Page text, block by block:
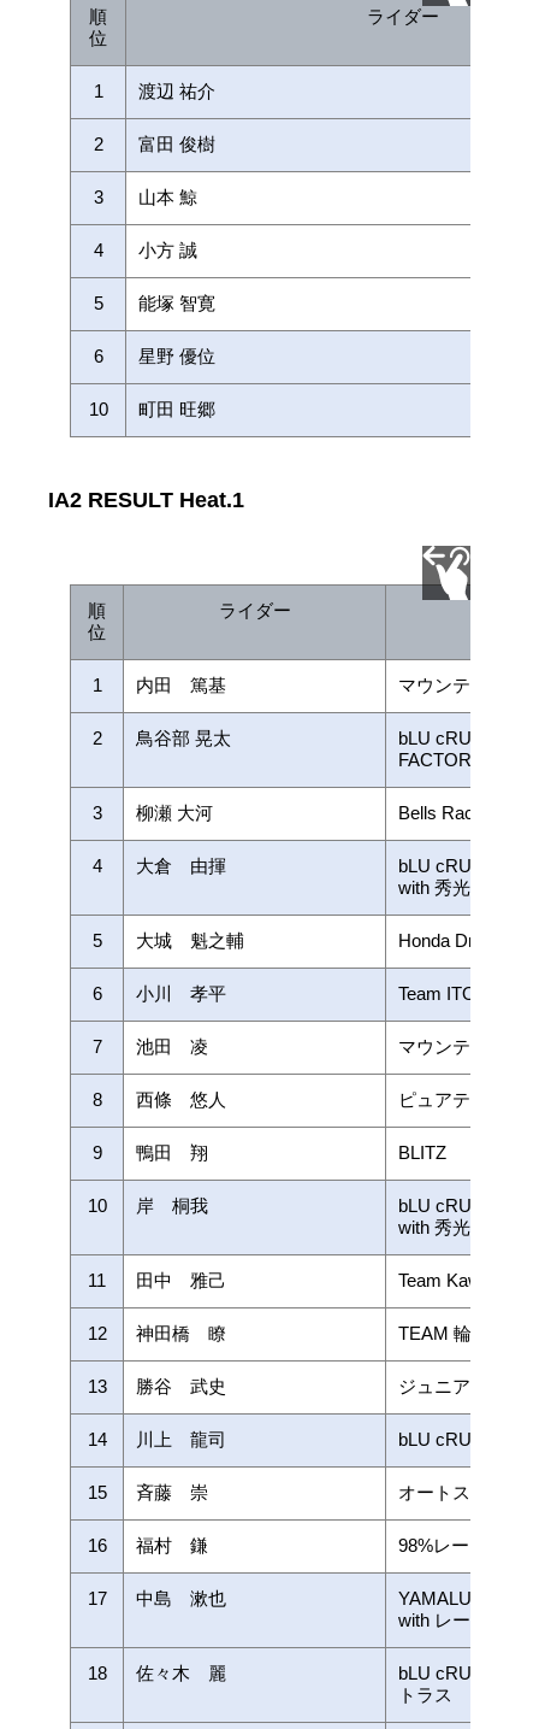
順
位
ライダー
1 渡辺 祐介
2 富田 俊樹
3 山本 鯨
4 小方 誠
5 能塚 智寛
6 星野 優位
10 町田 旺郷
IA2 RESULT Heat.1
順
位
ライダー
1 内田 篤基 マウンテンライ
2 鳥谷部 晃太
bLU cRU TEAM
FACTORY
3 柳瀬 大河 Bells Racing
4 大倉 由揮
bLU cRU TEAM
with 秀光ビルド
5 大城 魁之輔 Honda Dream
6 小川 孝平 Team ITOMO
7 池田 凌 マウンテンライ
8 西條 悠人 ピュアテックレ
9 鴨田 翔 BLITZ
10 岸 桐我
bLU cRU TEAM
with 秀光ビルド
11 田中 雅己 Team Kawasaki
12 神田橋 瞭 TEAM 輪生館
13 勝谷 武史 ジュニアライダ
14 川上 龍司 bLU cRU YSP大
15 斉藤 崇 オートスポーツ
16 福村 鎌 98%レーシング
17 中島 漱也
YAMALUBE
with レーシング
18 佐々木 麗
bLU cRU
トラス